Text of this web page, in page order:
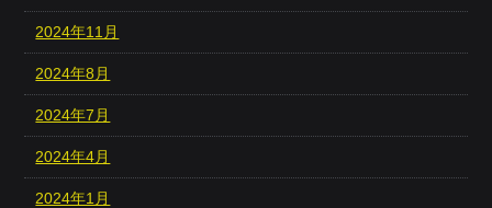
2024年11月
2024年8月
2024年7月
2024年4月
2024年1月